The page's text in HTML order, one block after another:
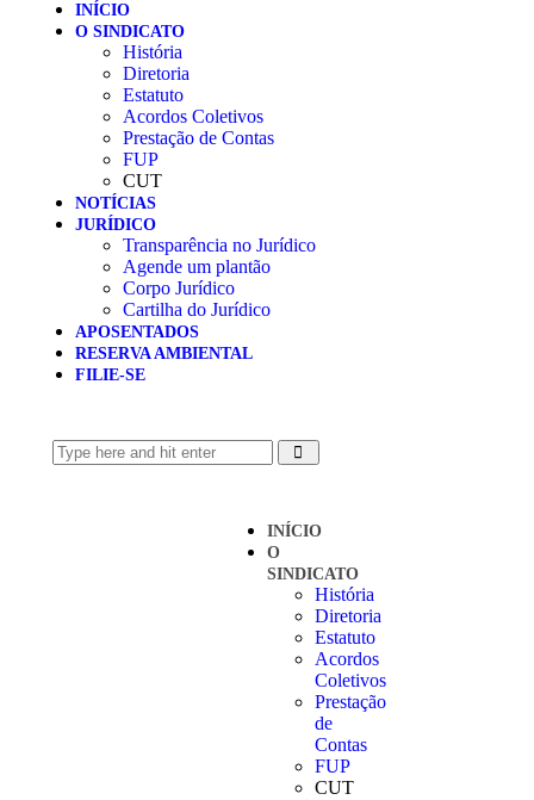
INÍCIO
O SINDICATO
História
Diretoria
Estatuto
Acordos Coletivos
Prestação de Contas
FUP
CUT
NOTÍCIAS
JURÍDICO
Transparência no Jurídico
Agende um plantão
Corpo Jurídico
Cartilha do Jurídico
APOSENTADOS
RESERVA AMBIENTAL
FILIE-SE
INÍCIO
O
SINDICATO
História
Diretoria
Estatuto
Acordos
Coletivos
Prestação
de
Contas
FUP
CUT